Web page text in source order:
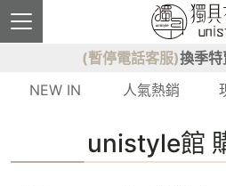
(暫停電話客服)換季
NEW IN
人氣熱銷
unistyle館